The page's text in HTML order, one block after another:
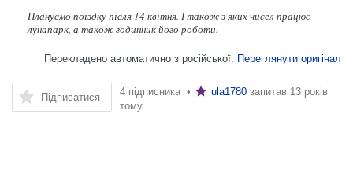
Плануємо поїздку після 14 квітня. І також з яких чисел працює
лунапарк, а також годинник його роботи.
Перекладено автоматично з російської. Переглянути оригінал
Підписатися 4 підписника • ula1780 запитав 13 років
тому